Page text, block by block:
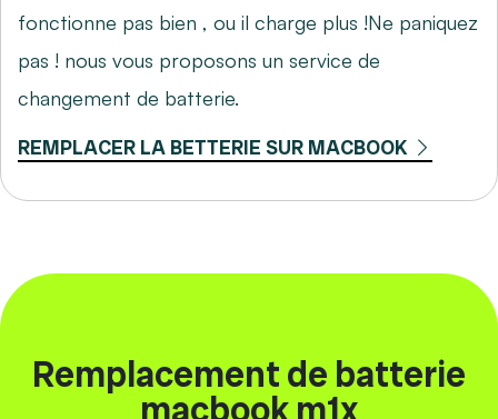
fonctionne pas bien , ou il charge plus !Ne paniquez
pas ! nous vous proposons un service de
changement de batterie.
REMPLACER LA BETTERIE SUR MACBOOK
Remplacement de batterie